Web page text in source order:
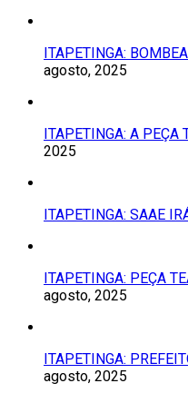
ITAPETINGA:
agosto, 2025
ITAPETINGA: A PEÇA
2025
ITAPETINGA: SAAE
ITAPETINGA: PEÇA
agosto, 2025
ITAPETINGA:
agosto, 2025